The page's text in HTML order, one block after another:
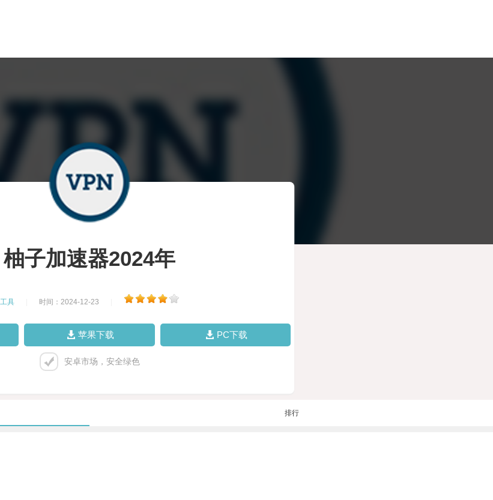
柚子加速器2024年
工具 时间：2024-12-23
苹果下载 PC下载
安卓市场，安全绿色
排行